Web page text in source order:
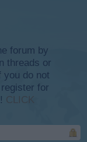
forum by
threads or
you do not
for
CLICK